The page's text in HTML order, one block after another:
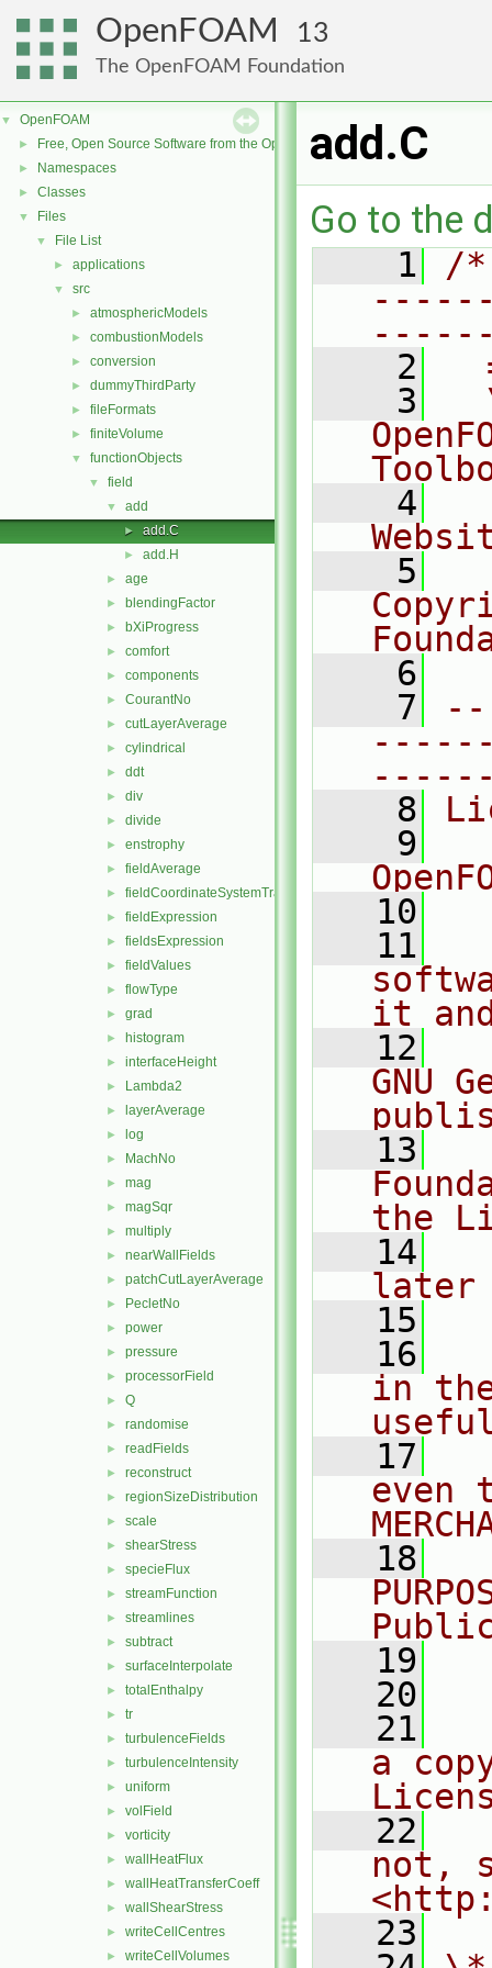
OpenFOAM 13
The OpenFOAM Foundation
▼ OpenFOAM
► Free, Open Source Software from the OpenFOAM Foundation
► Namespaces
► Classes
▼ Files
▼ File List
► applications
▼ src
► atmosphericModels
► combustionModels
► conversion
► dummyThirdParty
► fileFormats
► finiteVolume
▼ functionObjects
▼ field
▼ add
► add.C
► add.H
► age
► blendingFactor
► bXiProgress
► comfort
► components
► CourantNo
► cutLayerAverage
► cylindrical
► ddt
► div
► divide
► enstrophy
► fieldAverage
► fieldCoordinateSystemTransform
► fieldExpression
► fieldsExpression
► fieldValues
► flowType
► grad
► histogram
► interfaceHeight
► Lambda2
► layerAverage
► log
► MachNo
► mag
► magSqr
► multiply
► nearWallFields
► patchCutLayerAverage
► PecletNo
► power
► pressure
► processorField
► Q
► randomise
► readFields
► reconstruct
► regionSizeDistribution
► scale
► shearStress
► specieFlux
► streamFunction
► streamlines
► subtract
► surfaceInterpolate
► totalEnthalpy
► tr
► turbulenceFields
► turbulenceIntensity
► uniform
► volField
► vorticity
► wallHeatFlux
► wallHeatTransferCoeff
► wallShearStress
► writeCellCentres
► writeCellVolumes
add.C
Go to the
    1
/
    2
    3
    4
    5
    6
    7
    8
    9
   10
   11
it
   12
GNU
   13
the
   14
later
   15
   16
in
   17
even
   18
   19
   20
   21
a
   22
not,
   23